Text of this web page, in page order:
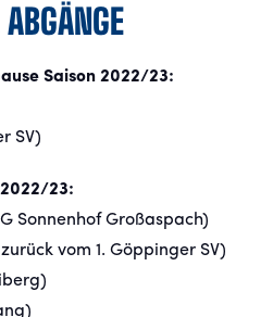
Saison 2022/23:
SV)
23:
Sonnenhof Großaspach)
vom 1. Göppinger SV)